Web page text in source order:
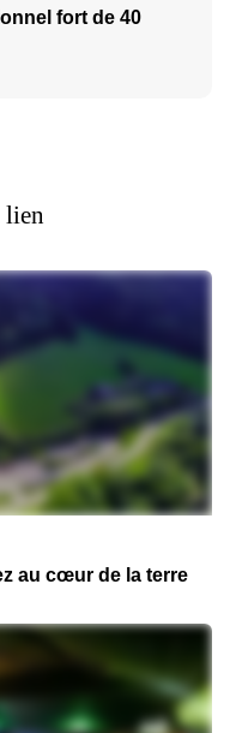
fort de 40
lien
au cœur de la terre